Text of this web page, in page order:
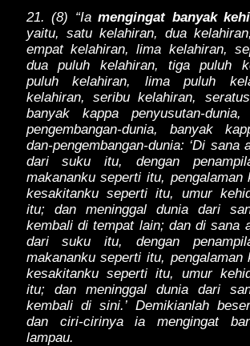
21. (8) “Iamengingat banyak
yaitu, satu kelahiran, dua
empat kelahiran, lima kelahiran,
dua puluh kelahiran, tiga puluh
puluh kelahiran, lima puluh
kelahiran, seribu kelahiran,
banyak kappa penyusutan-
pengembangan-dunia, banyak
dan-pengembangan-dunia: ‘Di sana
dari suku itu, dengan
makananku seperti itu, pengalaman
kesakitanku seperti itu, umur
itu; dan meninggal dunia dari
kembali di tempat lain; dan di sana
dari suku itu, dengan
makananku seperti itu, pengalaman
kesakitanku seperti itu, umur
itu; dan meninggal dunia dari
kembali di sini.’ Demikianlah
dan ciri-cirinya ia mengingat
lampau.